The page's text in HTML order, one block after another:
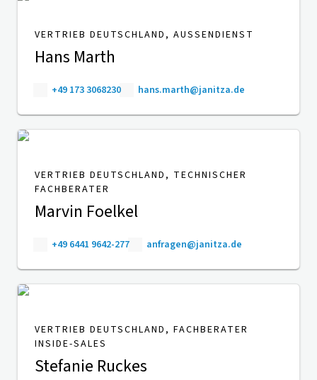
VERTRIEB DEUTSCHLAND, AUSSENDIENST
Hans Marth
+49 173 3068230 hans.marth@janitza.de
VERTRIEB DEUTSCHLAND, TECHNISCHER
FACHBERATER
Marvin Foelkel
+49 6441 9642-277 anfragen@janitza.de
VERTRIEB DEUTSCHLAND, FACHBERATER
INSIDE-SALES
Stefanie Ruckes